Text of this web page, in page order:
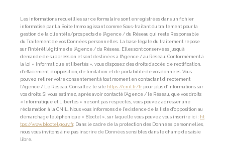
Les informations recueillies sur ce formulaire sont enregistrées dans un fichier
informatisé par La Boite Immo agissant comme Sous-traitant du traitement pour la
gestion de la clientèle/prospects de l'Agence / du Réseau qui reste Responsable
du Traitement de vos Données personnelles. La base légale du traitement repose
sur l'intérêt légitime de l'Agence / du Réseau. Elles sont conservées jusqu'à
demande de suppression et sont destinées à l'Agence / au Réseau. Conformément à
la loi « informatique et libertés », vous disposez des droits d’accès, de rectification,
d’effacement, d’opposition, de limitation et de portabilité de vos données. Vous
pouvez retirer votre consentement à tout moment en contactant directement
l’Agence / Le Réseau. Consultez le site https://cnil.fr/fr pour plus d’informations sur
vos droits. Si vous estimez, après avoir contacté l'Agence / le Réseau, que vos droits
« Informatique et Libertés » ne sont pas respectés, vous pouvez adresser une
réclamation à la CNIL. Nous vous informons de l’existence de la liste d'opposition au
démarchage téléphonique « Bloctel », sur laquelle vous pouvez vous inscrire ici : ht
tps://www.bloctel.gouv.fr. Dans le cadre de la protection des Données personnelles,
nous vous invitons à ne pas inscrire de Données sensibles dans le champ de saisie
libre.